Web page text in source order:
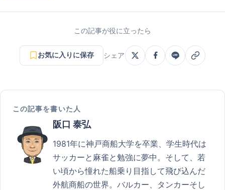
この記事が役に立ったら
お気に入りに保存 シェア
この記事を書いた人
阪口 泰弘
1981年に神戸商船大学を卒業、学生時代は
サッカーと麻雀と勉強に夢中。そして、若
い頃から憧れた船乗り目指して飛び込んだ
外航商船の世界。バルカー、タンカーそし